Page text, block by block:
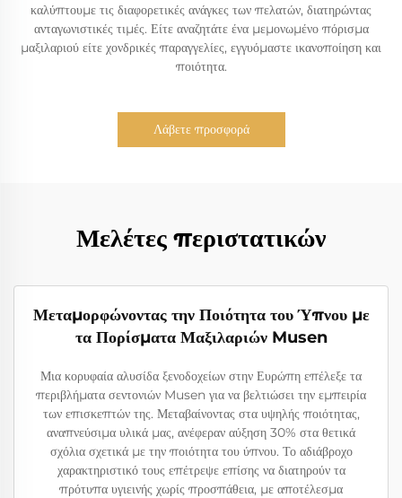
καλύπτουμε τις διαφορετικές ανάγκες των πελατών, διατηρώντας
ανταγωνιστικές τιμές. Είτε αναζητάτε ένα μεμονωμένο πόρισμα
μαξιλαριού είτε χονδρικές παραγγελίες, εγγυόμαστε ικανοποίηση και
ποιότητα.
Λάβετε προσφορά
Μελέτες περιστατικών
Μεταμορφώνοντας την Ποιότητα του Ύπνου με
τα Πορίσματα Μαξιλαριών Musen
Μια κορυφαία αλυσίδα ξενοδοχείων στην Ευρώπη επέλεξε τα
περιβλήματα σεντονιών Musen για να βελτιώσει την εμπειρία
των επισκεπτών της. Μεταβαίνοντας στα υψηλής ποιότητας,
αναπνεύσιμα υλικά μας, ανέφεραν αύξηση 30% στα θετικά
σχόλια σχετικά με την ποιότητα του ύπνου. Το αδιάβροχο
χαρακτηριστικό τους επέτρεψε επίσης να διατηρούν τα
πρότυπα υγιεινής χωρίς προσπάθεια, με αποτέλεσμα